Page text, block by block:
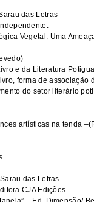
das Letras
Vegetal: Uma
e da Literatura
forma de associação
do setor literário
artísticas na tenda
das Letras
CJA Edições.